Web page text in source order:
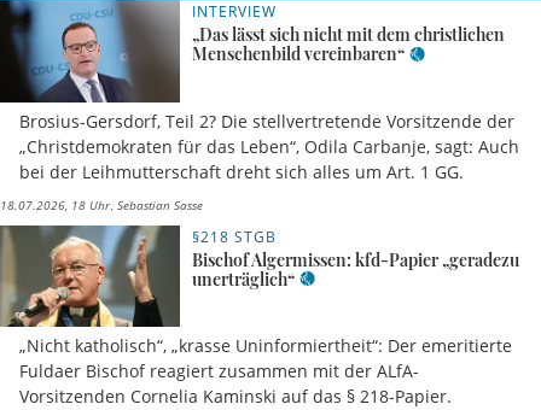
INTERVIEW
„Das lässt sich nicht mit dem christlichen
Menschenbild vereinbaren“
Brosius-Gersdorf, Teil 2? Die stellvertretende Vorsitzende der
„Christdemokraten für das Leben“, Odila Carbanje, sagt: Auch
bei der Leihmutterschaft dreht sich alles um Art. 1 GG.
18.07.2026, 18 Uhr Sebastian Sasse
§218 STGB
Bischof Algermissen: kfd-Papier „geradezu
unerträglich“
„Nicht katholisch“, „krasse Uninformiertheit“: Der emeritierte
Fuldaer Bischof reagiert zusammen mit der ALfA-
Vorsitzenden Cornelia Kaminski auf das § 218-Papier.